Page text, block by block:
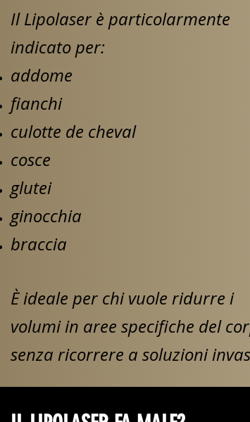
Il Lipolaser è particolarmente
indicato per:
addome
fianchi
culotte de cheval
cosce
glutei
ginocchia
braccia
È ideale per chi vuole ridurre i
volumi in aree specifiche del
senza ricorrere a soluzioni